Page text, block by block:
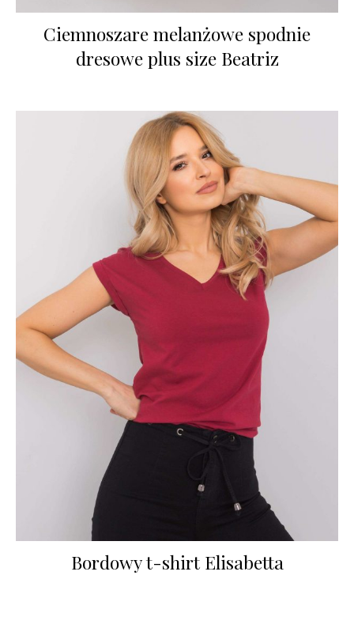
Ciemnoszare melanżowe spodnie
dresowe plus size Beatriz
Bordowy t-shirt Elisabetta